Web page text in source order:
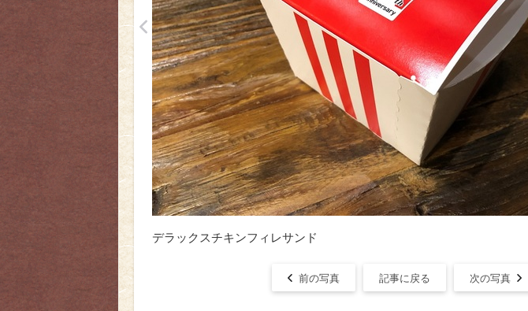
デラックスチキンフィレサンド
前の写真 記事に戻る 次の写真